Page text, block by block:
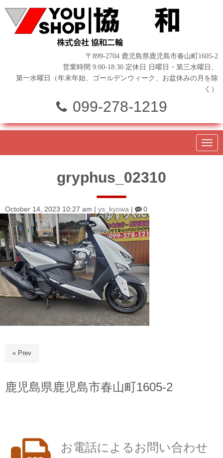
〒899-2704 鹿児島県鹿児島市春山町1605-2
営業時間 9:00-18:30 定休日 日曜日・第三水曜日、
第一水曜日（年末年始、ゴールデンウィーク、お盆休みの月を除
く）
099-278-1219
N
a
gryphus_02310
October 14, 2023 10:27 am ys_kyowa 0
« Prev
鹿児島県鹿児島市春山町1605-2
お電話によるお問い合わせ